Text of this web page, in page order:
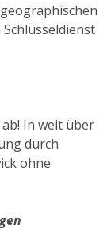
In weit über
durch
ohne